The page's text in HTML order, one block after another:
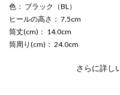
色 ： ブラック（BL）
ヒールの高さ ： 7.5cm
筒丈(cm) ： 14.0cm
筒周り(cm) ： 24.0cm
さらに詳し